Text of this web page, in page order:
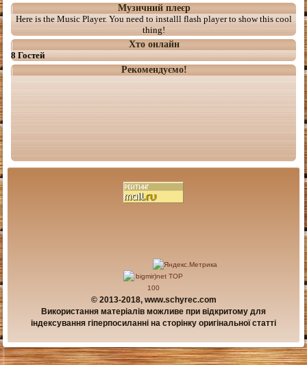
Музичний плеєр
Here is the Music Player. You need to installl flash player to show this cool
thing!
Хто онлайн
8 Гостей
Рекомендуємо!
© 2013-2018, www.schyrec.com
Використання матеріалів можливе при відкритому для
індексування гіперпосиланні на сторінку оригінальної статті